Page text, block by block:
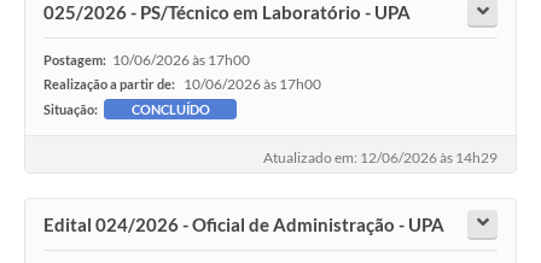
025/2026 - PS/Técnico em Laboratório - UPA
Postagem: 10/06/2026 às 17h00
Realização a partir de: 10/06/2026 às 17h00
Situação: CONCLUÍDO
Atualizado em: 12/06/2026 às 14h29
Edital 024/2026 - Oficial de Administração - UPA